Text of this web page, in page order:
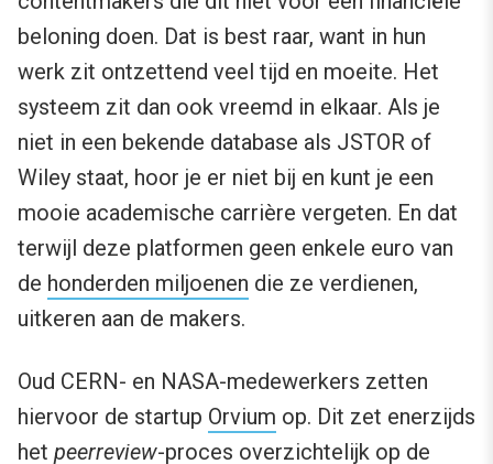
beloning doen. Dat is best raar, want in hun
werk zit ontzettend veel tijd en moeite. Het
systeem zit dan ook vreemd in elkaar. Als je
niet in een bekende database als JSTOR of
Wiley staat, hoor je er niet bij en kunt je een
mooie academische carrière vergeten. En dat
terwijl deze platformen geen enkele euro van
de honderden miljoenen die ze verdienen,
uitkeren aan de makers.
Oud CERN- en NASA-medewerkers zetten
hiervoor de startup Orvium op. Dit zet enerzijds
het peerreview-proces overzichtelijk op de